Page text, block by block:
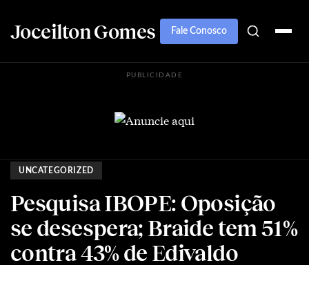
Joceilton Gomes Fale Conosco
PUBLICIDADE
UNCATEGORIZED
Pesquisa IBOPE: Oposição
se desespera; Braide tem 51%
contra 43% de Edivaldo